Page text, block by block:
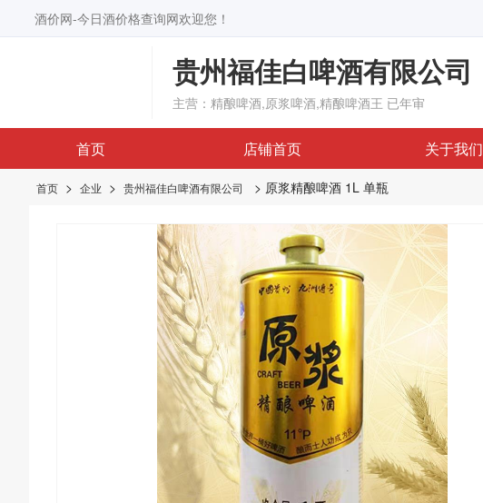
酒价网-今日酒价格查询网欢迎您！
贵州福佳白啤酒有限公司
主营：精酿啤酒,原浆啤酒,精酿啤酒王 已年审
首页 店铺首页 关于我们
首页 > 企业 > 贵州福佳白啤酒有限公司 > 原浆精酿啤酒 1L 单瓶